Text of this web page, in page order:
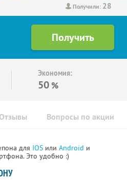
Получили: 28
Экономия:
50 %
Отзывы Вопросы по акции
для IOS или Android и
Это удобно :)